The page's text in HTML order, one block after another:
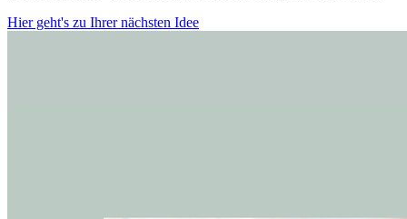
Hier geht's zu Ihrer nächsten Idee